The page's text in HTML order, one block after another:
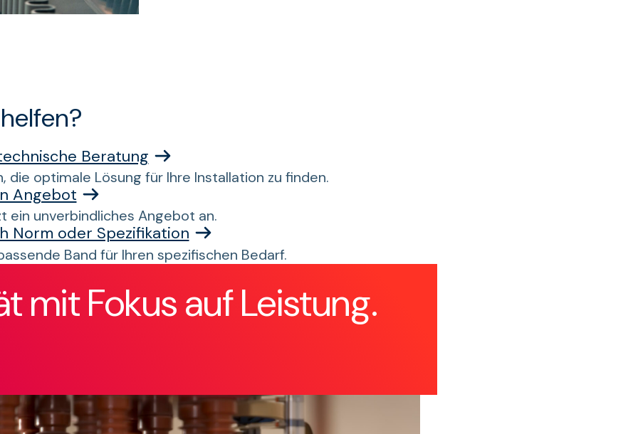
Beratung
die optimale Lösung für Ihre Installation zu finden.
Angebot
ein unverbindliches Angebot an.
Norm oder Spezifikation
Band für Ihren spezifischen Bedarf.
mit Fokus auf Leistung.